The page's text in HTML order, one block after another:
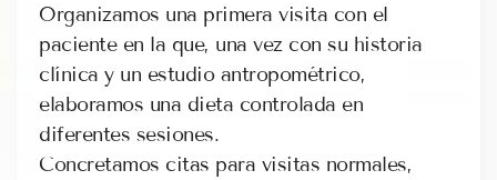
Organizamos una primera visita con el
paciente en la que, una vez con su historia
clínica y un estudio antropométrico,
elaboramos una dieta controlada en
diferentes sesiones.
Concretamos citas para visitas normales,